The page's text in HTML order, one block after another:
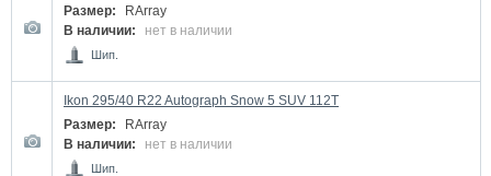
Размер:
RArray
В наличии:
нет в наличии
Шип.
Ikon 295/40 R22 Autograph Snow 5 SUV 112T
Размер:
RArray
В наличии:
нет в наличии
Шип.